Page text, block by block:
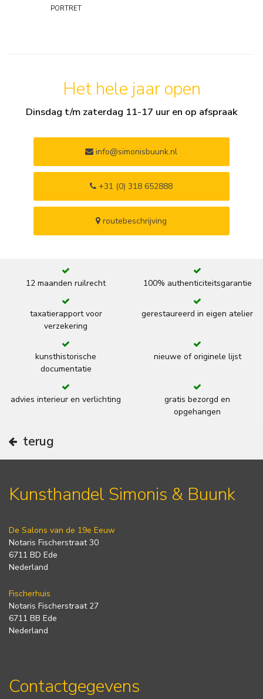
portret
Het hele jaar open
Dinsdag t/m zaterdag 11-17 uur en op afspraak
info@simonisbuunk.nl
+31 (0) 318 652888
routebeschrijving
12 maanden ruilrecht 100% authenticiteitsgarantie
taxatierapport voor
verzekering
gerestaureerd in eigen atelier
kunsthistorische
documentatie
nieuwe of originele lijst
advies interieur en verlichting
gratis bezorgd en
opgehangen
terug
Kunsthandel Simonis & Buunk
De Salons van de 19e Eeuw
Notaris Fischerstraat 30
6711 BD Ede
Nederland
Fischerhuis
Notaris Fischerstraat 27
6711 BB Ede
Nederland
Contactgegevens